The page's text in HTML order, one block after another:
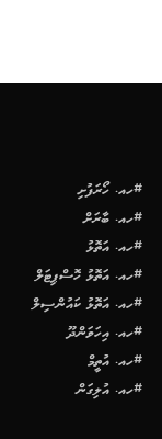
#ހއ. ހޯރަފުށި
#ހއ. ބާރަށް
#ހއ. އަތޮޅު
#ހއ. އަތޮޅު ހޮސްޕިޓަލް
#ހއ. އަތޮޅު ކައުންސިލް
#ހއ. އިހަވަންދޫ
#ހއ. އުތީމް
#ހއ. އުލިގަން